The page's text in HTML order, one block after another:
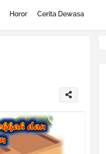
Horor Cerita Dewasa